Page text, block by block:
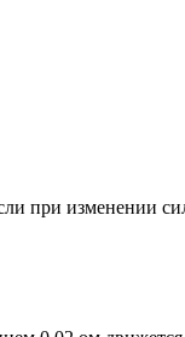
при изменении